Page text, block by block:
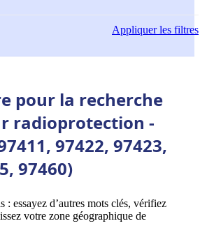
Appliquerles filtres
pour la recherche
radioprotection -
97422, 97423,
97460)
: essayez d’autres mots clés, vérifiez
votre zone géographique de